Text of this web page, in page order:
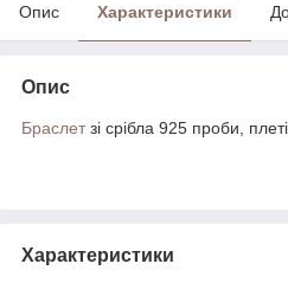
Опис Характеристики
Опис
Браслетзі срібла 925 проби,
Характеристики